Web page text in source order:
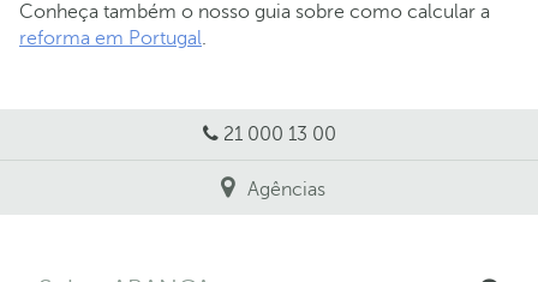
Conheça também o nosso guia sobre como calcular a
reforma em Portugal.
21 000 13 00
Agências